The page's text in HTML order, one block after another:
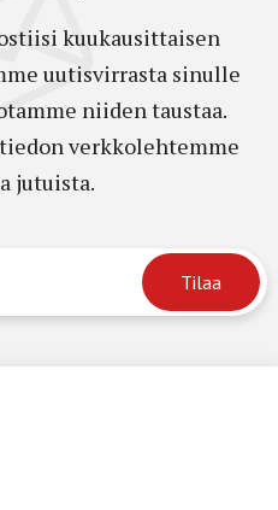
kuukausittaisen
uutisvirrasta sinulle
niiden taustaa.
verkkolehtemme
jutuista.